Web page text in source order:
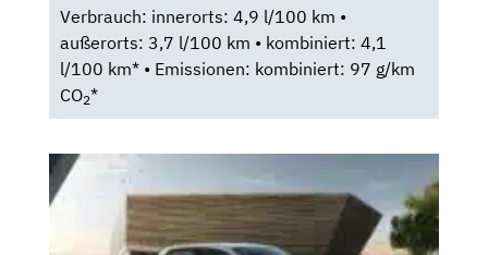
Verbrauch: innerorts: 4,9 l/100 km •
außerorts: 3,7 l/100 km • kombiniert: 4,1
l/100 km* • Emissionen: kombiniert: 97 g/km
CO2*